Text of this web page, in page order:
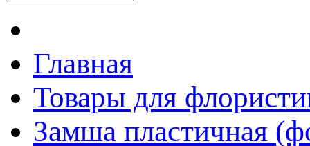
Главная
Товары для
Замша пластичная